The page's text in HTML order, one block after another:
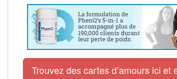
Trouvez des cartes d’amours ici